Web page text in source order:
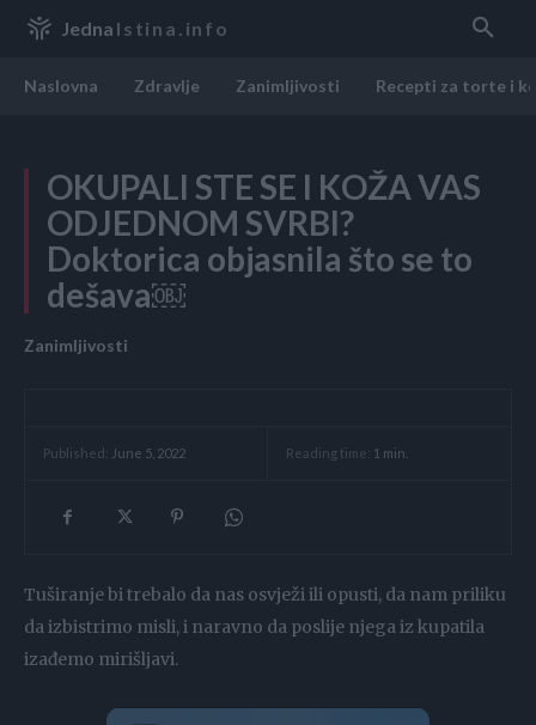
Jedna Istina.info
Naslovna Zdravlje Zanimljivosti Recepti za torte i
OKUPALI STE SE I KOŽA VAS
ODJEDNOM SVRBI?
Doktorica objasnila što se to
dešava￼
Zanimljivosti
Published: June 5, 2022 Reading time: 1 min.
Tuširanje bi trebalo da nas osvježi ili opusti, da nam priliku
da izbistrimo misli, i naravno da poslije njega iz kupatila
izađemo mirišljavi.